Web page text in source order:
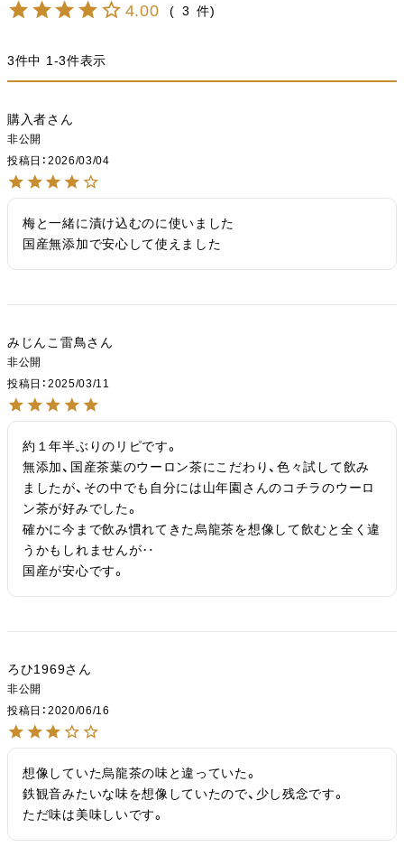
4.00 3
3件中 1-3件表示
購入者
非公開
投稿日
2026/03/04
梅と一緒に漬け込むのに使いました
国産無添加で安心して使えました
みじんこ雷鳥
非公開
投稿日
2025/03/11
約１年半ぶりのリピです。
無添加、国産茶葉のウーロン茶にこだわり、色々試して飲み
ましたが、その中でも自分には山年園さんのコチラのウーロ
ン茶が好みでした。
確かに今まで飲み慣れてきた烏龍茶を想像して飲むと全く違
うかもしれませんが‥
国産が安心です。
ろひ1969
非公開
投稿日
2020/06/16
想像していた烏龍茶の味と違っていた。
鉄観音みたいな味を想像していたので、少し残念です。
ただ味は美味しいです。